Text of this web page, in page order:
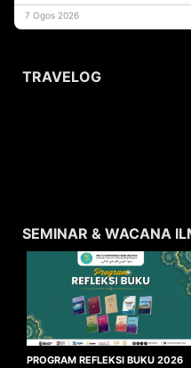
usaha
7 Ogos 2026
TRAVELOG
SEMINAR & WACANA
PROGRAM REFLEKSI BUKU 2026